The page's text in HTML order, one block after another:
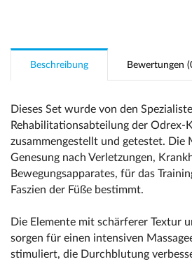
Beschreibung Bewertungen
Dieses Set wurde von den
Rehabilitationsabteilung der Odrex-
zusammengestellt und getestet. Die
Genesung nach Verletzungen,
Bewegungsapparates, für das
Faszien der Füße bestimmt.
Die Elemente mit schärferer Textur
sorgen für einen intensiven
stimuliert, die Durchblutung